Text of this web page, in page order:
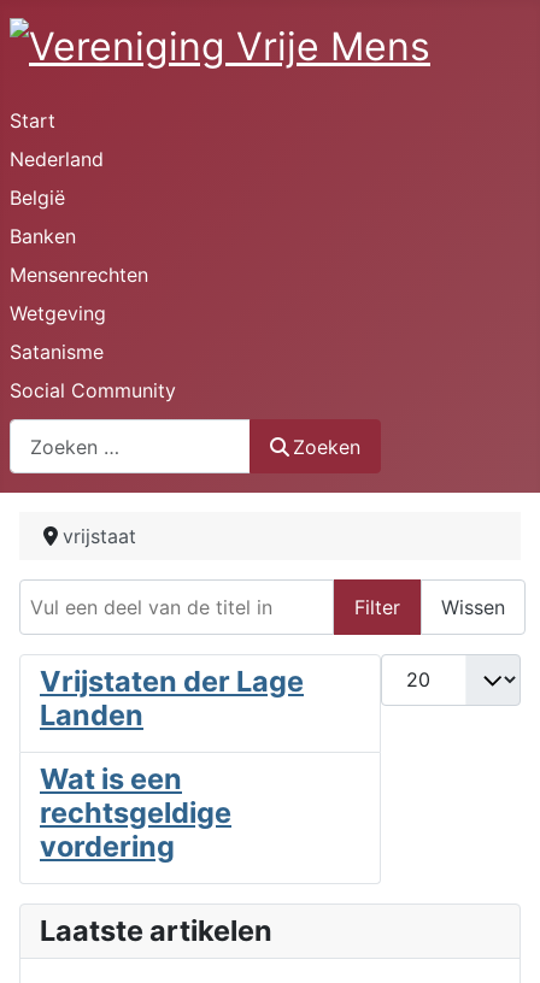
Start
Nederland
België
Banken
Mensenrechten
Wetgeving
Satanisme
Social Community
Zoeken
vrijstaat
Filter Wissen
Toon #
Vrijstaten der Lage
Landen
Wat is een
rechtsgeldige
vordering
Laatste artikelen